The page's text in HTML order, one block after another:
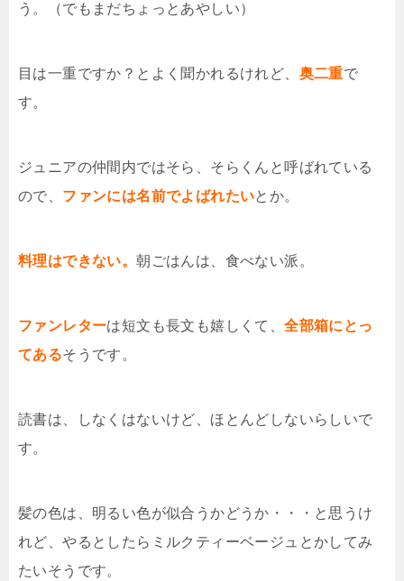
う。（でもまだちょっとあやしい）
目は一重ですか？とよく聞かれるけれど、 奥二重で
す。
ジュニアの仲間内ではそら、そらくんと呼ばれている
ので、 ファンには名前でよばれたいとか。
料理はできない。朝ごはんは、食べない派。
ファンレターは短文も長文も嬉しくて、全部箱にとっ
てあるそうです。
読書は、しなくはないけど、ほとんどしないらしいで
す。
髪の色は、明るい色が似合うかどうか・・・と思うけ
れど、やるとしたらミルクティーベージュとかしてみ
たいそうです。